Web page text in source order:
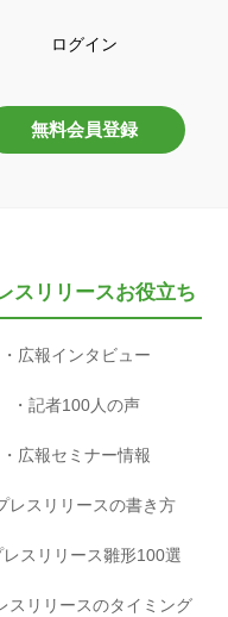
ログイン
無料会員登録
スリリースお役立ち
広報インタビュー
記者100人の声
広報セミナー情報
レスリリースの書き方
レスリリース雛形100選
スリリースのタイミング